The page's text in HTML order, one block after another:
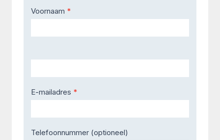
Contact
Us
Voornaam *
E-mailadres *
Telefoonnummer (optioneel)